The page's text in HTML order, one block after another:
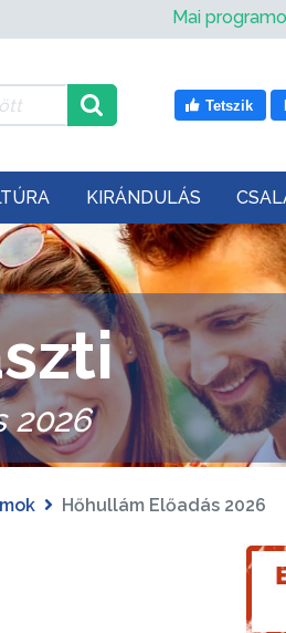
Mai
Tetszik
KIRÁNDULÁS
2026
Hőhullám Előadás 2026